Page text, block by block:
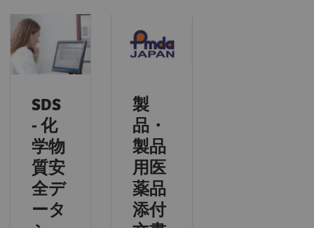
SDS
- 化
学物
質安
全デ
ータ
製
品・
製品
用医
薬品
添付